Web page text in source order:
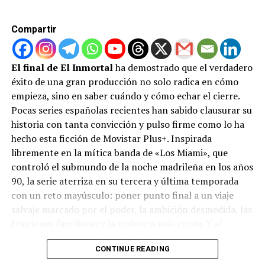
director con un reparto estelar de primer nivel. Matt
Damon se pone en la piel de Ulises, el rey de Ítaca,
liderando una travesía llena de mitología, peligro y
emoción tras la caída de Troya. Pero Damon no navega
solo; lo acompaña un elenco multisectorial de gigantes
de Hollywood que incluye a Tom Holland, Anne
Hathaway, Robert Pattinson, Lupita Nyong’o, Zendaya,
Charlize Theron, Elliot Page, Jon Bernthal y John
Leguizamo.
Además, el formato técnico ha sido un factor decisivo.
La cinta se ha transformado en un fenómeno sin
precedentes dentro de las salas IMAX, aportando 48
millones de dólares solo en su último fin de semana. La
milímetros están prácticamente agotadas hasta
Compartir
El final de El Inmortalha demostrado que el verdadero
éxito de una gran producción no solo radica en cómo
empieza, sino en saber cuándo y cómo echar el cierre.
Pocas series españolas recientes han sabido clausurar su
historia con tanta convicción y pulso firme como lo ha
hecho esta ficción de Movistar Plus+. Inspirada
libremente en la mítica banda de «Los Miami», que
controló el submundo de la noche madrileña en los años
90, la serie aterriza en su tercera y última temporada
con un reto mayúsculo: poner punto final a un viaje
salvaje marcado por el poder, la ambición desmedida, las
resultado, con tan solo seis episodios, es sencillamente
CONTINUE READING